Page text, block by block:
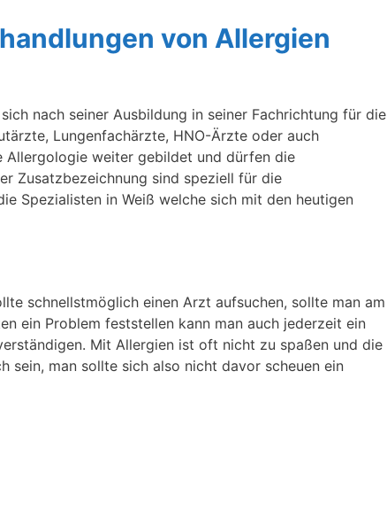
von Allergien
nach seiner Ausbildung in seiner Fachrichtung für die
Lungenfachärzte, HNO-Ärzte oder auch
Allergologie weiter gebildet und dürfen die
Zusatzbezeichnung sind speziell für die
Spezialisten in Weiß welche sich mit den heutigen
schnellstmöglich einen Arzt aufsuchen, sollte man am
ein Problem feststellen kann man auch jederzeit ein
Mit Allergien ist oft nicht zu spaßen und die
sein, man sollte sich also nicht davor scheuen ein